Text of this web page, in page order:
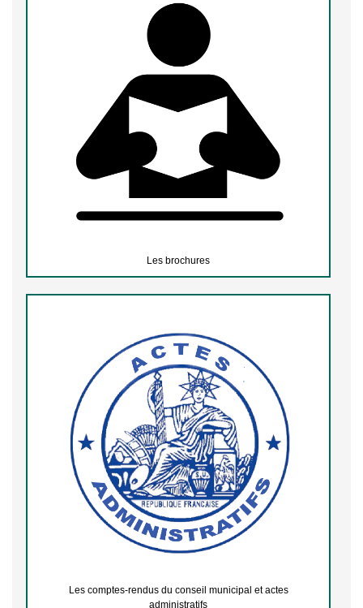
Les brochures
Les comptes-rendus du conseil municipal et actes
administratifs